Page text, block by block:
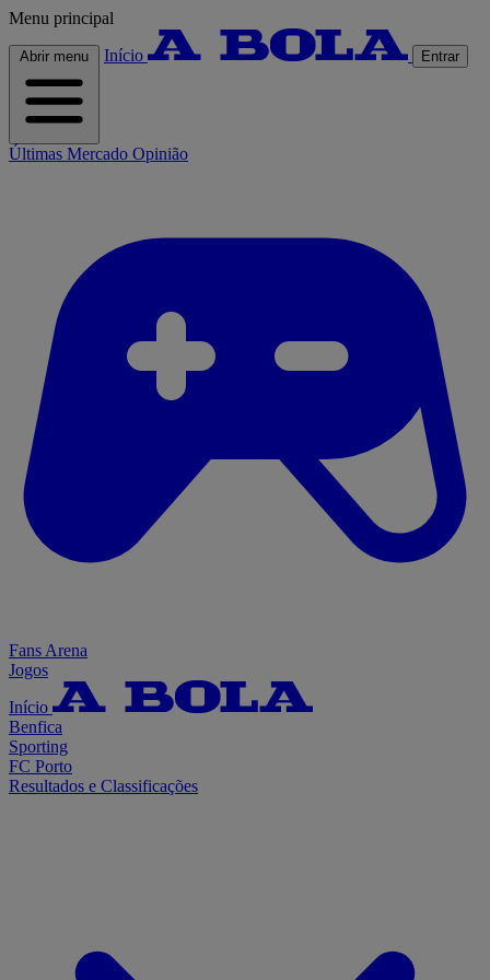
Menu principal
Abrir menu Início Entrar
Últimas Mercado Opinião
Fans Arena
Jogos
Início
Benfica
Sporting
FC Porto
Resultados e Classificações